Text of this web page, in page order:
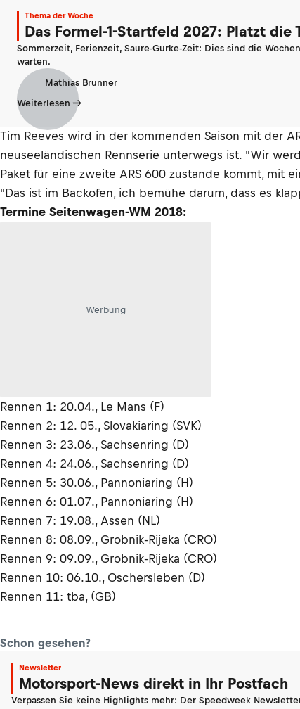
Thema der Woche
Das Formel-1-Startfeld 2027: Platzt die
Sommerzeit, Ferienzeit, Saure-Gurke-Zeit: Dies sind die
warten.
Mathias Brunner
Weiterlesen
Tim Reeves wird in der kommenden Saison mit der
neuseeländischen Rennserie unterwegs ist. "Wir
Paket für eine zweite ARS 600 zustande kommt, mit
"Das ist im Backofen, ich bemühe darum, dass es
Termine Seitenwagen-WM 2018:
Werbung
Rennen 1: 20.04., Le Mans (F)
Rennen 2: 12. 05., Slovakiaring (SVK)
Rennen 3: 23.06., Sachsenring (D)
Rennen 4: 24.06., Sachsenring (D)
Rennen 5: 30.06., Pannoniaring (H)
Rennen 6: 01.07., Pannoniaring (H)
Rennen 7: 19.08., Assen (NL)
Rennen 8: 08.09., Grobnik-Rijeka (CRO)
Rennen 9: 09.09., Grobnik-Rijeka (CRO)
Rennen 10: 06.10., Oschersleben (D)
Rennen 11: tba, (GB)
Schon gesehen?
Newsletter
Motorsport-News direkt in Ihr Postfach
Verpassen Sie keine Highlights mehr: Der Speedweek